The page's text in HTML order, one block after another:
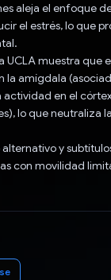
aleja el enfoque
el estrés, lo que
UCLA muestra que
la amígdala
actividad en el
lo que neutraliza
y
con movilidad